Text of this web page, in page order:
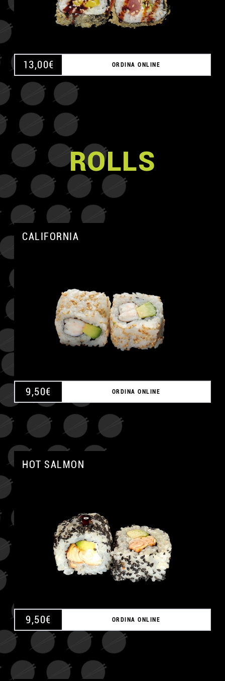
13,00€ ORDINA ONLINE
ROLLS
CALIFORNIA
9,50€ ORDINA ONLINE
HOT SALMON
9,50€ ORDINA ONLINE